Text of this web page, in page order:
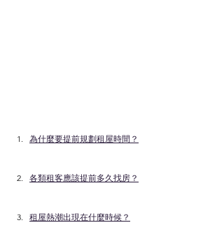
為什麼要提前規劃租屋時間？
各類租客應該提前多久找房？
租屋熱潮出現在什麼時候？